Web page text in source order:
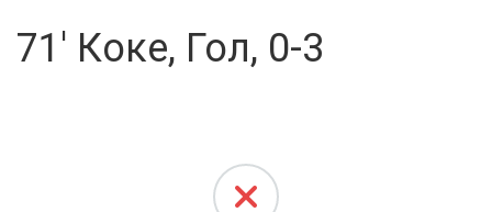
О сайте
71' Коке, Гол, 0-3